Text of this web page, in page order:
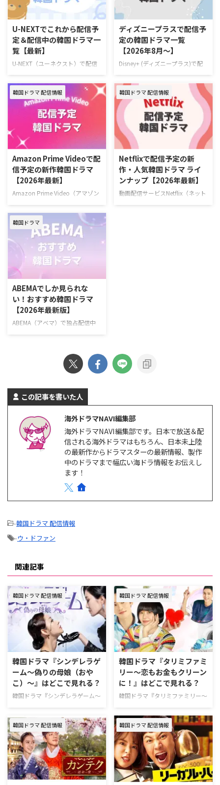
画配信サービスは下記の通り。
動画配信サービス配信状況
Leminoプレミアム Hulu U-NEXT
Prime Video※有料 Disney+
Netflix 『復讐代行人3～模範タク
シー～』を見るならLemino！
Leminoプレミアムは、新規の登
料期間中に解 …
的な死を阻止するため8年前へタ
イムスリップしたファンが、アイ
ドル練習生として運命を変えよう
と奮闘するタイムスリップK-POP
ロマンスコメディ。 演出ハン・
グムビ 脚本チェ・ヨンス キャス
トQ（THE BOYZ）、ファン・ジ
（tripleS …
U-NEXTでこれから配信予
定＆配信中の韓国ドラマ一
覧【最新】
U-NEXT（ユーネクスト）で配信
予定の韓国ドラマラインナップを
一挙ご紹介！ さらに、最近配信
が始まった大注目の新作も合わせ
てお届け。（随時更新） ＞＞お
すすめの韓国ドラマ一覧はこちら
＞＞中国ドラマのU-NEXT配信予
定リストはこちら U-NEXT 最新エ
ピソードが毎週更新中の韓国ドラ
マ 韓国ドラマ『君へと続く僕の
ドリーム！』 10代の終わりに初
恋を経験した二人が15年ぶりに
再会し、夢と愛をともに追いかけ
ていく甘酸っぱくも現実的なロマ
ンドン 脚本チョン・ウンビ キャ
ストフ …
ディズニープラスで配信予
定の韓国ドラマ一覧
【2026年8月～】
Disney+ (ディズニープラス)で配
信予定の新作・人気韓国ドラマ、
ドキュメンタリーを一挙紹介！
（随時更新） ディズニープラスで
毎週最新エピソードが更新中の韓
国ドラマ 韓国ドラマ『夫婦の結
末』 7月4日（土）より独占配信
容疑者の疑いをかけられながら
も、妻を救うため孤独な闘いに身
を投じていく男のロマンティッ
ク・サスペンス。 作品名『夫婦
の結末』 演出キム・ジョンヒョ
ン 脚本チョン・ジェハ キャスト
ナムグン・ミン、イ・ソル、キ
韓国ドラマ 配信情報
Amazon Prime Videoで配
信予定の新作韓国ドラマ
【2026年最新】
Amazon Prime Video（アマゾン
韓国ドラマを一挙ご紹介！（随時
更新） Amazonプライムビデオ
で2026年6月に配信する韓国作品
『残念ながら明日も出勤です！』
2026年6月22日（月）スタート
ソ・イングク主演！ 日常の倦怠
期に悩む会社員と冷徹な上司が仕
事と恋のときめきを取り戻してい
く、共感必至のオフィスロマン
ス。 >>『残念ながら明日も出勤
です！』詳細 ＼新規なら30日間
無料！／ 『残念ながら明日も出
韓国ドラマ 配信情報
Netflixで配信予定の新
作・人気韓国ドラマ ライ
ンナップ【2026年最新】
動画配信サービスNetflix（ネット
韓国ドラマ
ABEMAでしか見られな
い！おすすめ韓国ドラマ
【2026年最新版】
ABEMA（アベマ）で独占配信中
ラマとは？ ABEMAでは、オリジ
ナルのドラマや恋愛リアリティー
ショー、アニメ、スポーツなど、
ドラマをはじめとするアジアドラ
マも豊富で、特にK-POPアイドル
レミアムで多数独占配信してい
る。 ABEMAプレミアムは、広告
なしと広告つきの2つのプランが
ある。 ABEMAプレミアム 広告つ
きABEMAプレミアム 月額料金
￥1,180/月 ￥680/月 プレミ …
この記事を書いた人
海外ドラマNAVI編集部
海外ドラマNAVI編集部です。日本で放送＆配
信される海外ドラマはもちろん、日本未上陸
の最新作からドラマスターの最新情報、製作
中のドラマまで幅広い海ドラ情報をお伝えし
ます！
-韓国ドラマ 配信情報
-ウ・ドファン
関連記事
韓国ドラマ 配信情報
韓国ドラマ『シンデレラゲ
ーム～偽りの母娘（おや
こ）～』はどこで見れる？
韓国ドラマ『シンデレラゲーム～
偽りの母娘（おやこ）～』のあら
すじやキャスト、視聴できる動画
配信サービスを紹介する。 韓国
ドラマ『シンデレラゲーム～偽り
の母娘（おやこ）～』配信情報
『シンデレラゲーム～偽りの母娘
（おやこ）～』は、U-NEXTで独
占配信中。現在、第1～30話を見
韓国ドラマ 配信情報
韓国ドラマ『タリミファミ
リー～恋もお金もクリーン
に！』はどこで見れる？
韓国ドラマ『タリミファミリー～
恋もお金もクリーンに！』の配信
先やあらすじ、キャストについて
情報をまとめた。 韓国ドラマ
『タリミファミリー～恋もお金も
クリーンに！』配信情報 『タリ
ミファミリー～恋もお金もクリー
ンに！』はU-NEXTで独占配信
中。 U-NEXTは、新規の登録なら
韓国ドラマ 配信情報 韓国ドラマ 配信情報